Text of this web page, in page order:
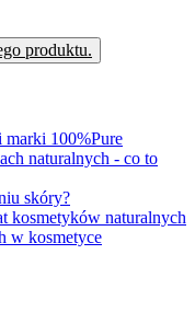
produktu.
marki 100%Pure
naturalnych - co to
skóry?
kosmetyków naturalnych
w kosmetyce